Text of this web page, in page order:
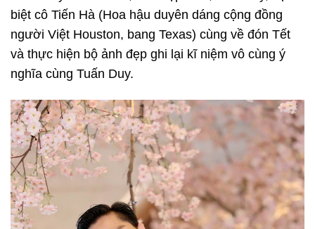
biệt cô Tiến Hà (Hoa hậu duyên dáng cộng đồng
người Việt Houston, bang Texas) cùng về đón Tết
và thực hiện bộ ảnh đẹp ghi lại kĩ niệm vô cùng ý
nghĩa cùng Tuấn Duy.